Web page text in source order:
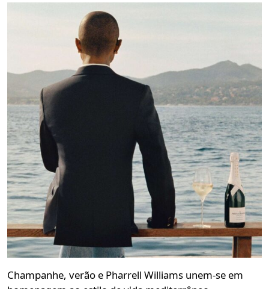
Champanhe, verão e Pharrell Williams unem-se em